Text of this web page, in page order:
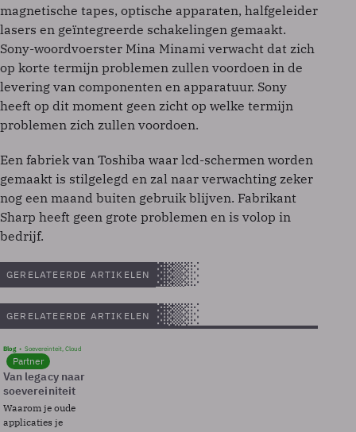
magnetische tapes, optische apparaten, halfgeleider
lasers en geïntegreerde schakelingen gemaakt.
Sony-woordvoerster Mina Minami verwacht dat zich
op korte termijn problemen zullen voordoen in de
levering van componenten en apparatuur. Sony
heeft op dit moment geen zicht op welke termijn
problemen zich zullen voordoen.
Een fabriek van Toshiba waar lcd-schermen worden
gemaakt is stilgelegd en zal naar verwachting zeker
nog een maand buiten gebruik blijven. Fabrikant
Sharp heeft geen grote problemen en is volop in
bedrijf.
GERELATEERDE ARTIKELEN
GERELATEERDE ARTIKELEN
Blog Soevereinteit, Cloud
Partner
Van legacy naar
soevereiniteit
Waarom je oude
applicaties je